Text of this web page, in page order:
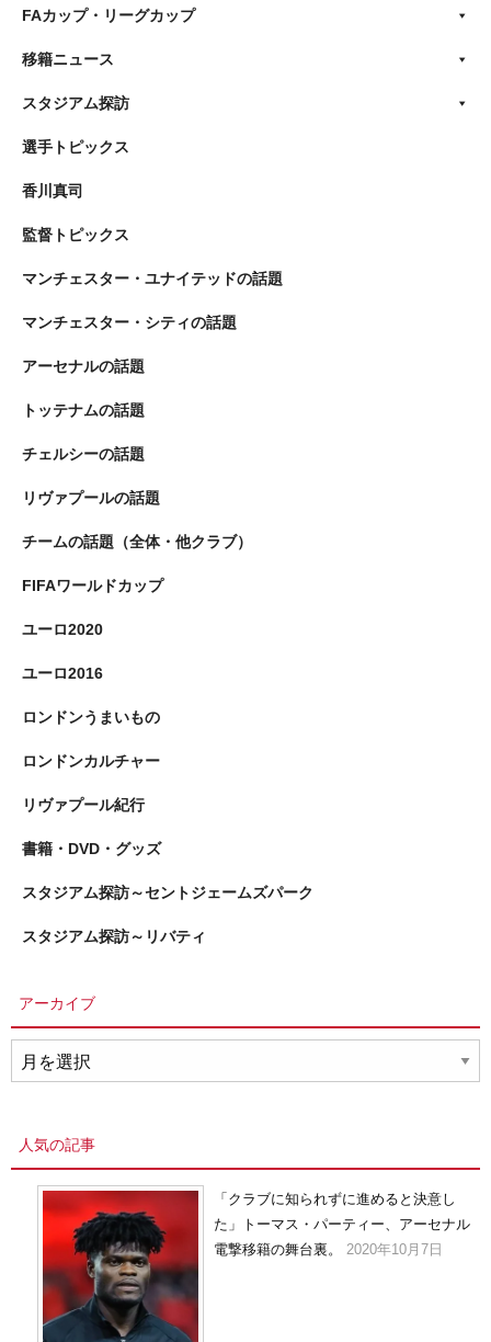
FAカップ・リーグカップ
移籍ニュース
スタジアム探訪
選手トピックス
香川真司
監督トピックス
マンチェスター・ユナイテッドの話題
マンチェスター・シティの話題
アーセナルの話題
トッテナムの話題
チェルシーの話題
リヴァプールの話題
チームの話題（全体・他クラブ）
FIFAワールドカップ
ユーロ2020
ユーロ2016
ロンドンうまいもの
ロンドンカルチャー
リヴァプール紀行
書籍・DVD・グッズ
スタジアム探訪～セントジェームズパーク
スタジアム探訪～リバティ
アーカイブ
ー
人気の記事
「クラブに知られずに進めると決意し
た」トーマス・パーティー、アーセナル
電撃移籍の舞台裏。
2020年10月7日